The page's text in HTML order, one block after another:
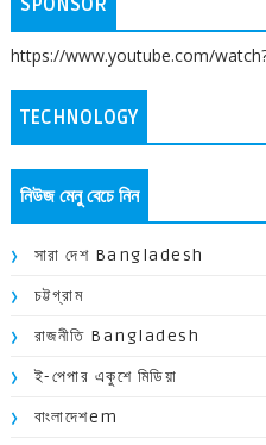
https://www.youtube.com/
TECHNOLOGY
নিউজ মেনু বেচে নিন
সারা দেশ Bangladesh
চট্টগ্রাম
রাজনীতি Bangladesh
ই-পেপার একুশে মিডিয়া
বাংলাদেশem